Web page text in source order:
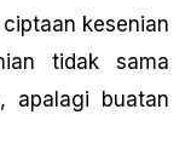
kesenian
tidak sama
apalagi buatan